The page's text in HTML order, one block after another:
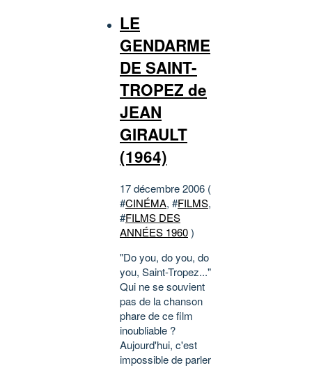
LE
GENDARME
DE SAINT-
TROPEZ de
JEAN
GIRAULT
(1964)
17 décembre 2006 (
#CINÉMA, #FILMS,
#FILMS DES
ANNÉES 1960)
"Do you, do you, do
you, Saint-Tropez..."
Qui ne se souvient
pas de la chanson
phare de ce film
inoubliable ?
Aujourd'hui, c'est
impossible de parler